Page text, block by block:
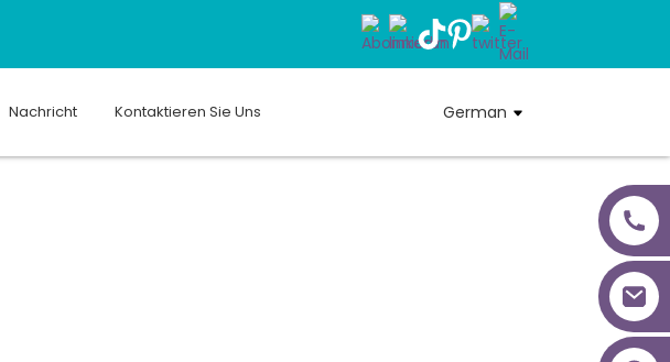
Nachricht Kontaktieren Sie Uns German